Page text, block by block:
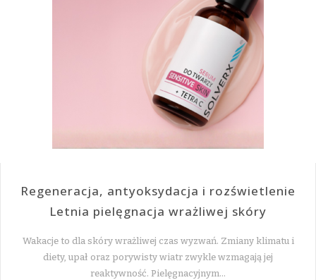
Regeneracja, antyoksydacja i rozświetlenie
Letnia pielęgnacja wrażliwej skóry
Wakacje to dla skóry wrażliwej czas wyzwań. Zmiany klimatu i
diety, upał oraz porywisty wiatr zwykle wzmagają jej
reaktywność. Pielęgnacyjnym…